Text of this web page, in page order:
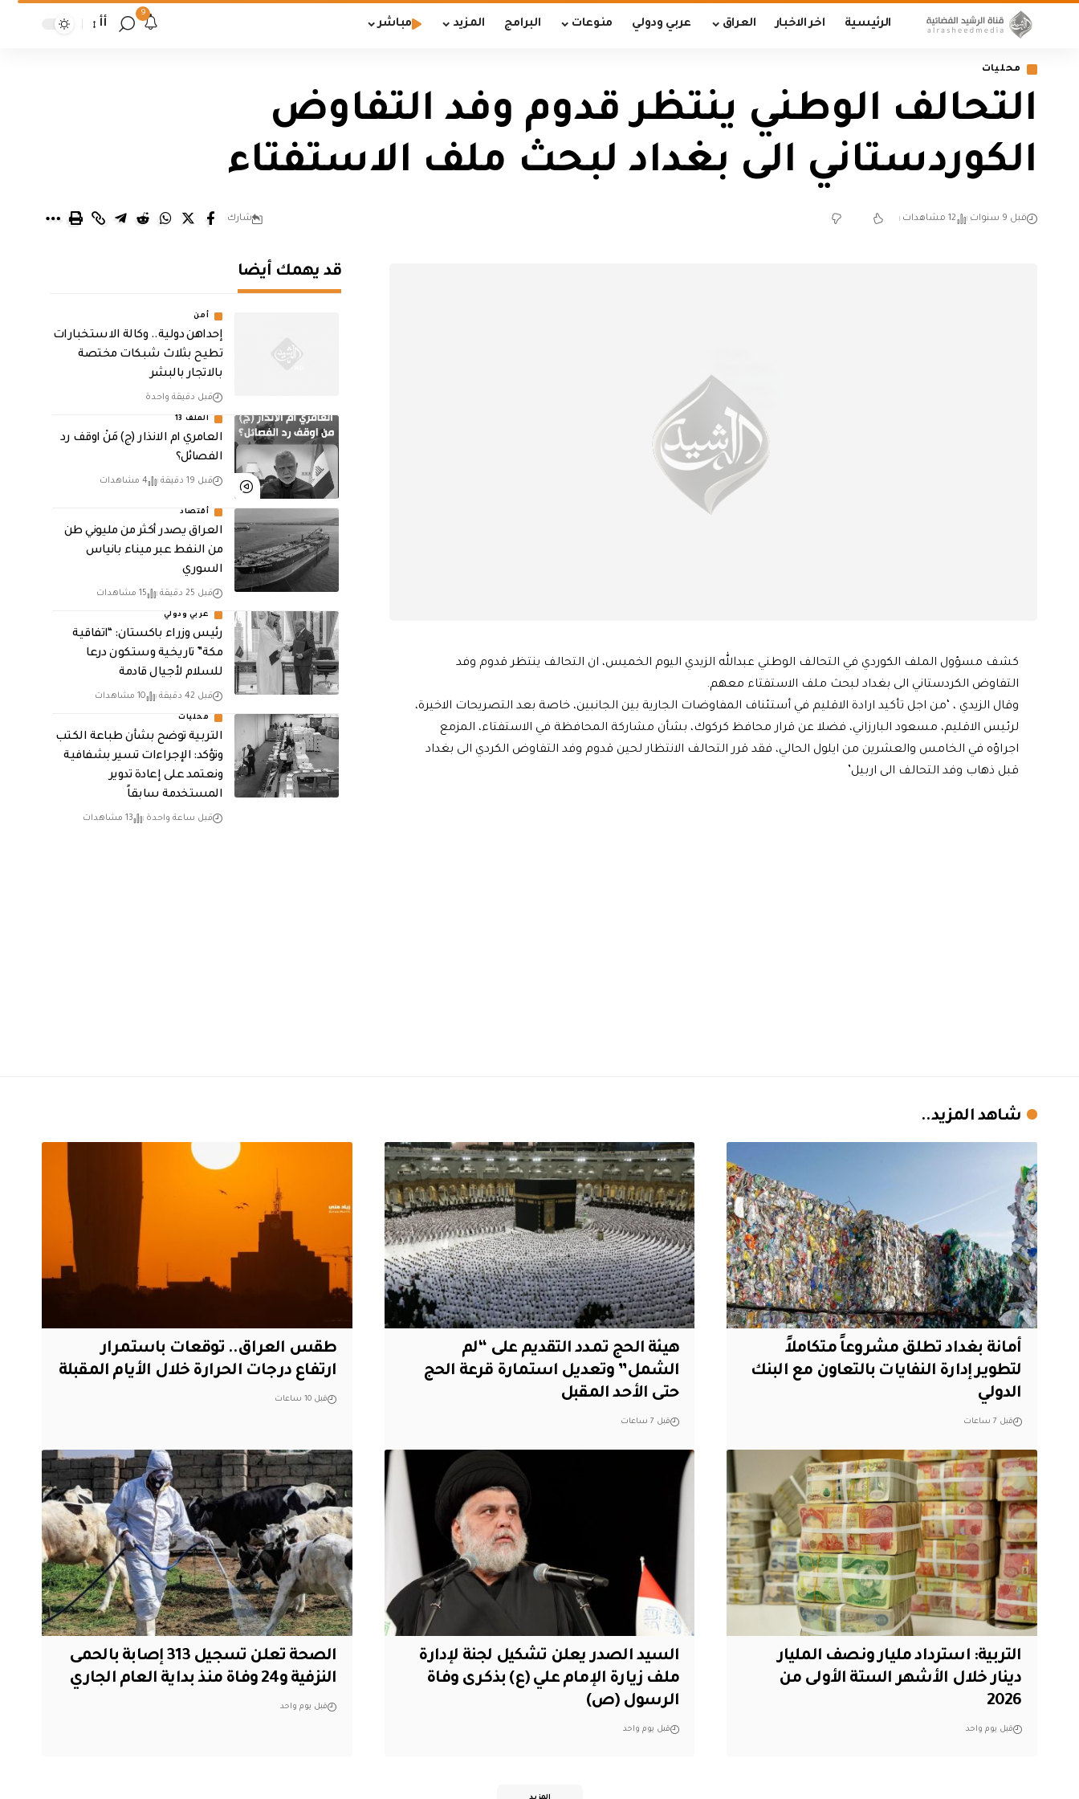
الرئيسية اخر الاخبار العراق عربي ودولي منوعات البرامج المزيد مباشر
9
أأ
محليات
التحالف الوطني ينتظر قدوم وفد التفاوض
الكوردستاني الى بغداد لبحث ملف الاستفتاء
قبل 9 سنوات 12 مشاهدات شارك
كشف مسؤول الملف الكوردي في التحالف الوطني عبدالله الزيدي اليوم الخميس، ان التحالف ينتظر قدوم وفد
التفاوض الكردستاني الى بغداد لبحث ملف الاستفتاء معهم.
وقال الزيدي ، ‘من اجل تأكيد ارادة الاقليم في أستئناف المفاوضات الجارية بين الجانبين، خاصة بعد التصريحات الاخيرة،
لرئيس الاقليم، مسعود البارزاني، فضلا عن قرار محافظ كركوك، بشأن مشاركة المحافظة في الاستفتاء، المزمع
اجراؤه في الخامس والعشرين من ايلول الحالي، فقد قرر التحالف الانتظار لحين قدوم وفد التفاوض الكردي الى بغداد
قبل ذهاب وفد التحالف الى اربيل’
قد يهمك أيضا
أمن
إحداهن دولية.. وكالة الاستخبارات
تطيح بثلاث شبكات مختصة
بالاتجار بالبشر
قبل دقيقة واحدة
الملف 13
العامري ام الانذار (ج) مَنْ اوقف رد
الفصائل؟
قبل 19 دقيقة 4 مشاهدات
أقتصاد
العراق يصدر أكثر من مليوني طن
من النفط عبر ميناء بانياس
السوري
قبل 25 دقيقة 15 مشاهدات
عربي ودولي
رئيس وزراء باكستان: “اتفاقية
مكة” تاريخية وستكون درعا
للسلام لأجيال قادمة
قبل 42 دقيقة 10 مشاهدات
محليات
التربية توضح بشأن طباعة الكتب
وتؤكد: الإجراءات تسير بشفافية
ونعتمد على إعادة تدوير
المستخدمة سابقاً
قبل ساعة واحدة 13 مشاهدات
شاهد المزيد..
أمانة بغداد تطلق مشروعاً متكاملاً
لتطوير إدارة النفايات بالتعاون مع البنك
الدولي
قبل 7 ساعات
هيئة الحج تمدد التقديم على “لم
الشمل” وتعديل استمارة قرعة الحج
حتى الأحد المقبل
قبل 7 ساعات
طقس العراق.. توقعات باستمرار
ارتفاع درجات الحرارة خلال الأيام المقبلة
قبل 10 ساعات
التربية: استرداد مليار ونصف المليار
دينار خلال الأشهر الستة الأولى من
2026
قبل يوم واحد
السيد الصدر يعلن تشكيل لجنة لإدارة
ملف زيارة الإمام علي (ع) بذكرى وفاة
الرسول (ص)
قبل يوم واحد
الصحة تعلن تسجيل 313 إصابة بالحمى
النزفية و24 وفاة منذ بداية العام الجاري
قبل يوم واحد